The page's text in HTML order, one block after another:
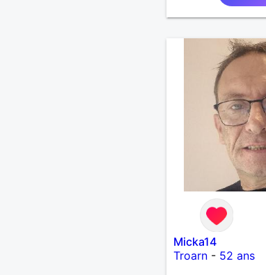
Micka14
Troarn- 52 ans